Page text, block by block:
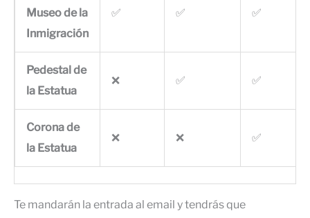
Museo de la
Inmigración
✅ ✅ ✅
Pedestal de
la Estatua
❌ ✅ ✅
Corona de
la Estatua
❌ ❌ ✅
Te mandarán la entrada al email y tendrás que